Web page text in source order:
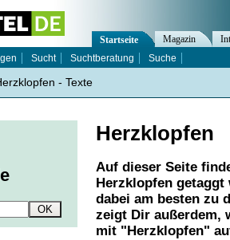
Herzklopfen
Auf dieser Seite
Herzklopfen getaggt
dabei am besten zu
zeigt Dir außerdem,
mit " Herzklopfen"
Startseite Magazin
Sucht Suchtberatung Suche
- Texte